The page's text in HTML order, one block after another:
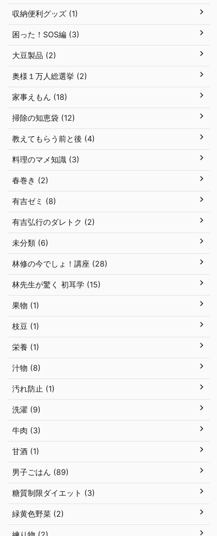
収納便利グッズ (1)
困った！SOS編 (3)
大豆製品 (2)
奥様１万人総選挙 (2)
家事えもん (18)
掃除の知恵袋 (12)
教えてもらう前と後 (4)
料理のマメ知識 (3)
春巻き (2)
有吉ゼミ (8)
有吉弘行のダレトク (2)
未分類 (6)
林修の今でしょ！講座 (28)
林先生が驚く 初耳学 (15)
果物 (1)
枝豆 (1)
栄養 (1)
汁物 (8)
汚れ防止 (1)
洗濯 (9)
牛肉 (3)
甘酒 (1)
男子ごはん (89)
糖質制限ダイエット (3)
緑黄色野菜 (2)